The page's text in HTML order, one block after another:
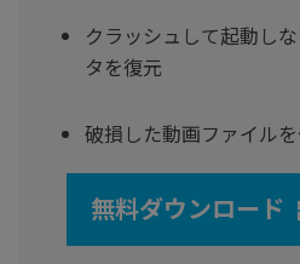
クラッシュして起動し
タを復元
破損した動画ファイル
無料ダウンロード